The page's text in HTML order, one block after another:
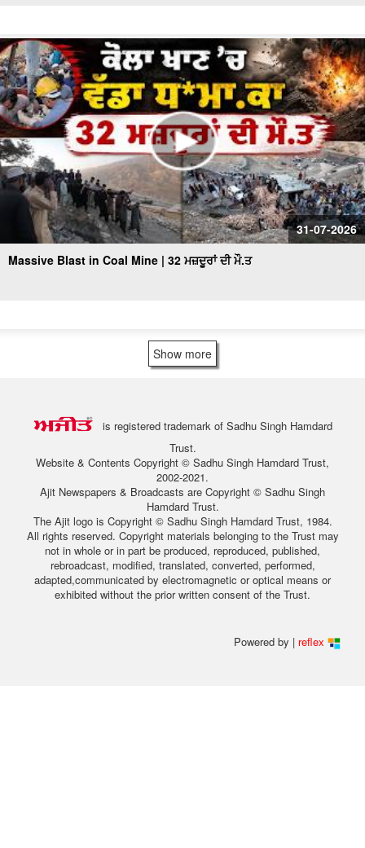
31-07-2026
Massive Blast in Coal Mine | 32 ਮਜ਼ਦੂਰਾਂ ਦੀ ਮੌ.ਤ
Show more
is registered trademark of Sadhu Singh Hamdard
Trust.
Website & Contents Copyright © Sadhu Singh Hamdard Trust,
2002-2021.
Ajit Newspapers & Broadcasts are Copyright © Sadhu Singh
Hamdard Trust.
The Ajit logo is Copyright © Sadhu Singh Hamdard Trust, 1984.
All rights reserved. Copyright materials belonging to the Trust may
not in whole or in part be produced, reproduced, published,
rebroadcast, modified, translated, converted, performed,
adapted,communicated by electromagnetic or optical means or
exhibited without the prior written consent of the Trust.
Powered by | reflex